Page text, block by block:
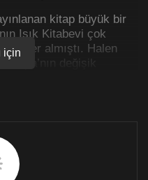
kitap büyük bir
Işık Kitabevi çok
yer almıştı. Halen
değişik
ağıza çevirisi yapılan
Denizli Tavas-
ağzına çevrilmiştir.
için